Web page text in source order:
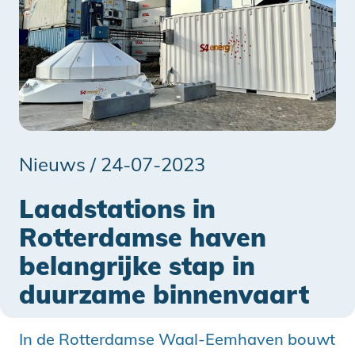
Nieuws / 24-07-2023
Laadstations in
Rotterdamse haven
belangrijke stap in
duurzame binnenvaart
In de Rotterdamse Waal-Eemhaven bouwt